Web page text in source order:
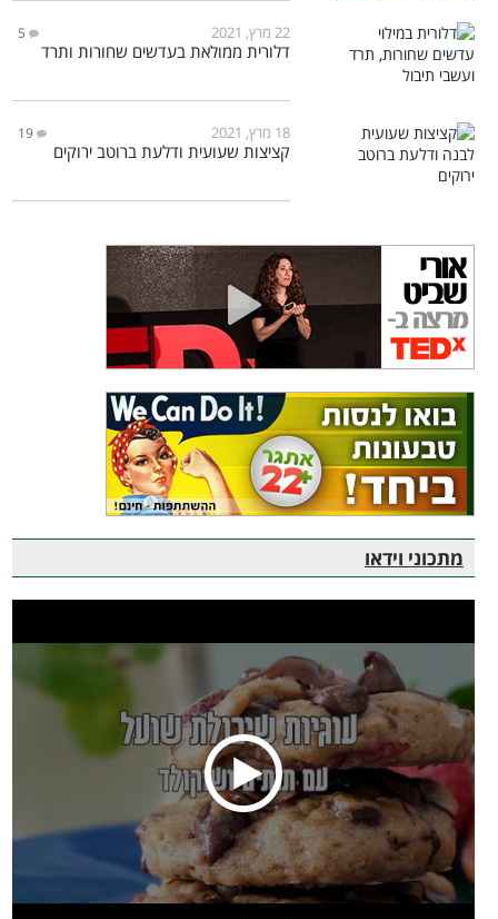
22 מרץ, 2021 5
דלורית ממולאת בעדשים שחורות ותרד
18 מרץ, 2021 19
קציצות שעועית ודלעת ברוטב ירוקים
מתכוני וידאו